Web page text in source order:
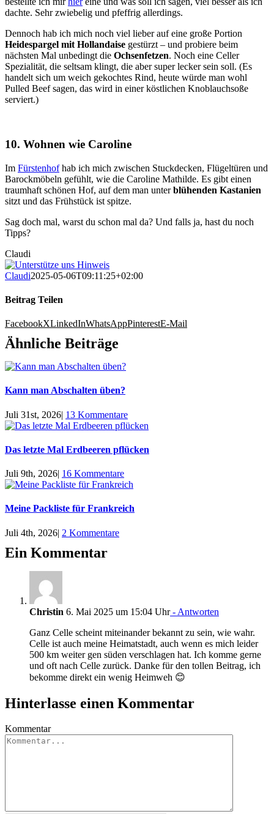
dachte. Sehr zwiebelig und pfeffrig allerdings.
Dennoch hab ich mich noch viel lieber auf eine große Portion
Heidespargel mit Hollandaise gestürzt – und probiere beim
nächsten Mal unbedingt die Ochsenfetzen. Noch eine Celler
Spezialität, die seltsam klingt, die aber super lecker sein soll. (Es
handelt sich um weich gekochtes Rind, heute würde man wohl
Pulled Beef sagen, das wird in einer köstlichen Knoblauchsoße
serviert.)
10. Wohnen wie Caroline
Im Fürstenhofhab ich mich zwischen Stuckdecken, Flügeltüren und
Barockmöbeln gefühlt, wie die Caroline Mathilde. Es gibt einen
traumhaft schönen Hof, auf dem man unterblühenden Kastanien
sitzt und das Frühstück ist spitze.
Sag doch mal, warst du schon mal da? Und falls ja, hast du noch
Tipps?
Claudi
Claudi2025-05-06T09:11:25+02:00
Beitrag Teilen
FacebookXLinkedInWhatsAppPinterestE-Mail
Ähnliche Beiträge
Kann man Abschalten üben?
Juli 31st, 2026| 13 Kommentare
Das letzte Mal Erdbeeren pflücken
Juli 9th, 2026| 16 Kommentare
Meine Packliste für Frankreich
Juli 4th, 2026| 2 Kommentare
Ein Kommentar
Christin 6. Mai 2025 um 15:04 Uhr- Antworten
Ganz Celle scheint miteinander bekannt zu sein, wie wahr.
Celle ist auch meine Heimatstadt, auch wenn es mich leider
500 km weiter gen süden verschlagen hat. Ich komme gerne
und oft nach Celle zurück. Danke für den tollen Beitrag, ich
bekomme direkt ein wenig Heimweh 😊
Hinterlasse einen Kommentar
Kommentar